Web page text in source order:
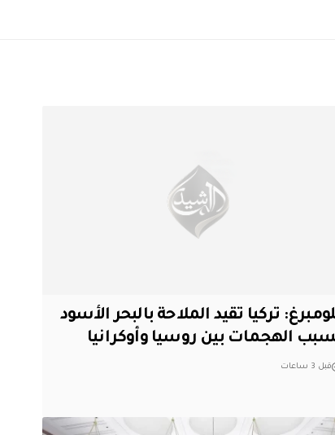
تركيا تقيد الملاحة بالبحر الأسود
الهجمات بين روسيا وأوكرانيا
قبل 3 ساعات